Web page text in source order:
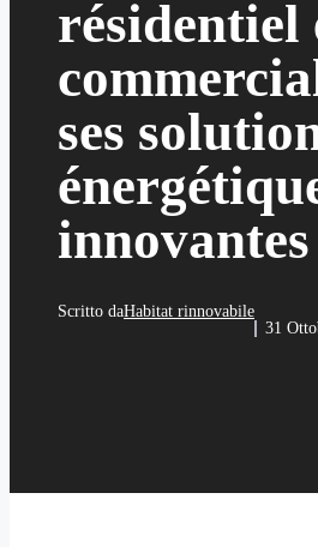
résidentiel
ses
innovantes
Scritto daHabitat rinnovabile
31